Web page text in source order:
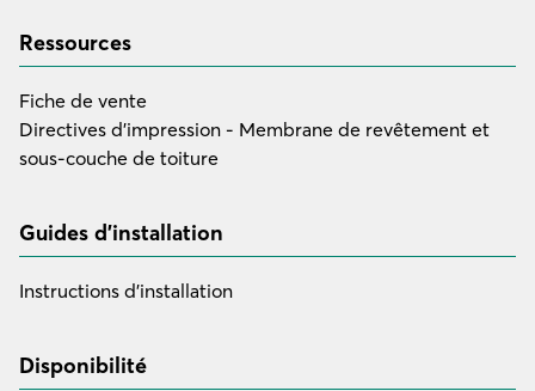
Ressources
Fiche de vente
Directives d’impression - Membrane de revêtement et
sous-couche de toiture
Guides d'installation
Instructions d’installation
Disponibilité